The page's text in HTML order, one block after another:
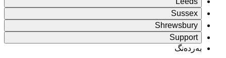
Rapora